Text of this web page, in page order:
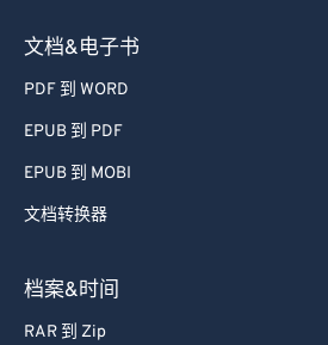
文档&电子书
PDF 到 WORD
EPUB 到 PDF
EPUB 到 MOBI
文档转换器
档案&时间
RAR 到 Zip